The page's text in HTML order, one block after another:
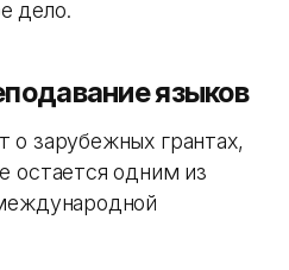
дело.
языков
зарубежных грантах,
остается одним из